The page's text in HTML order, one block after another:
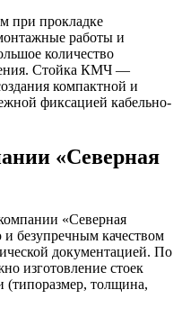
при прокладке
работы и
количество
Стойка КМЧ —
компактной и
фиксацией кабельно-
«Северная
«Северная
безупречным качеством
документацией. По
изготовление стоек
толщина,